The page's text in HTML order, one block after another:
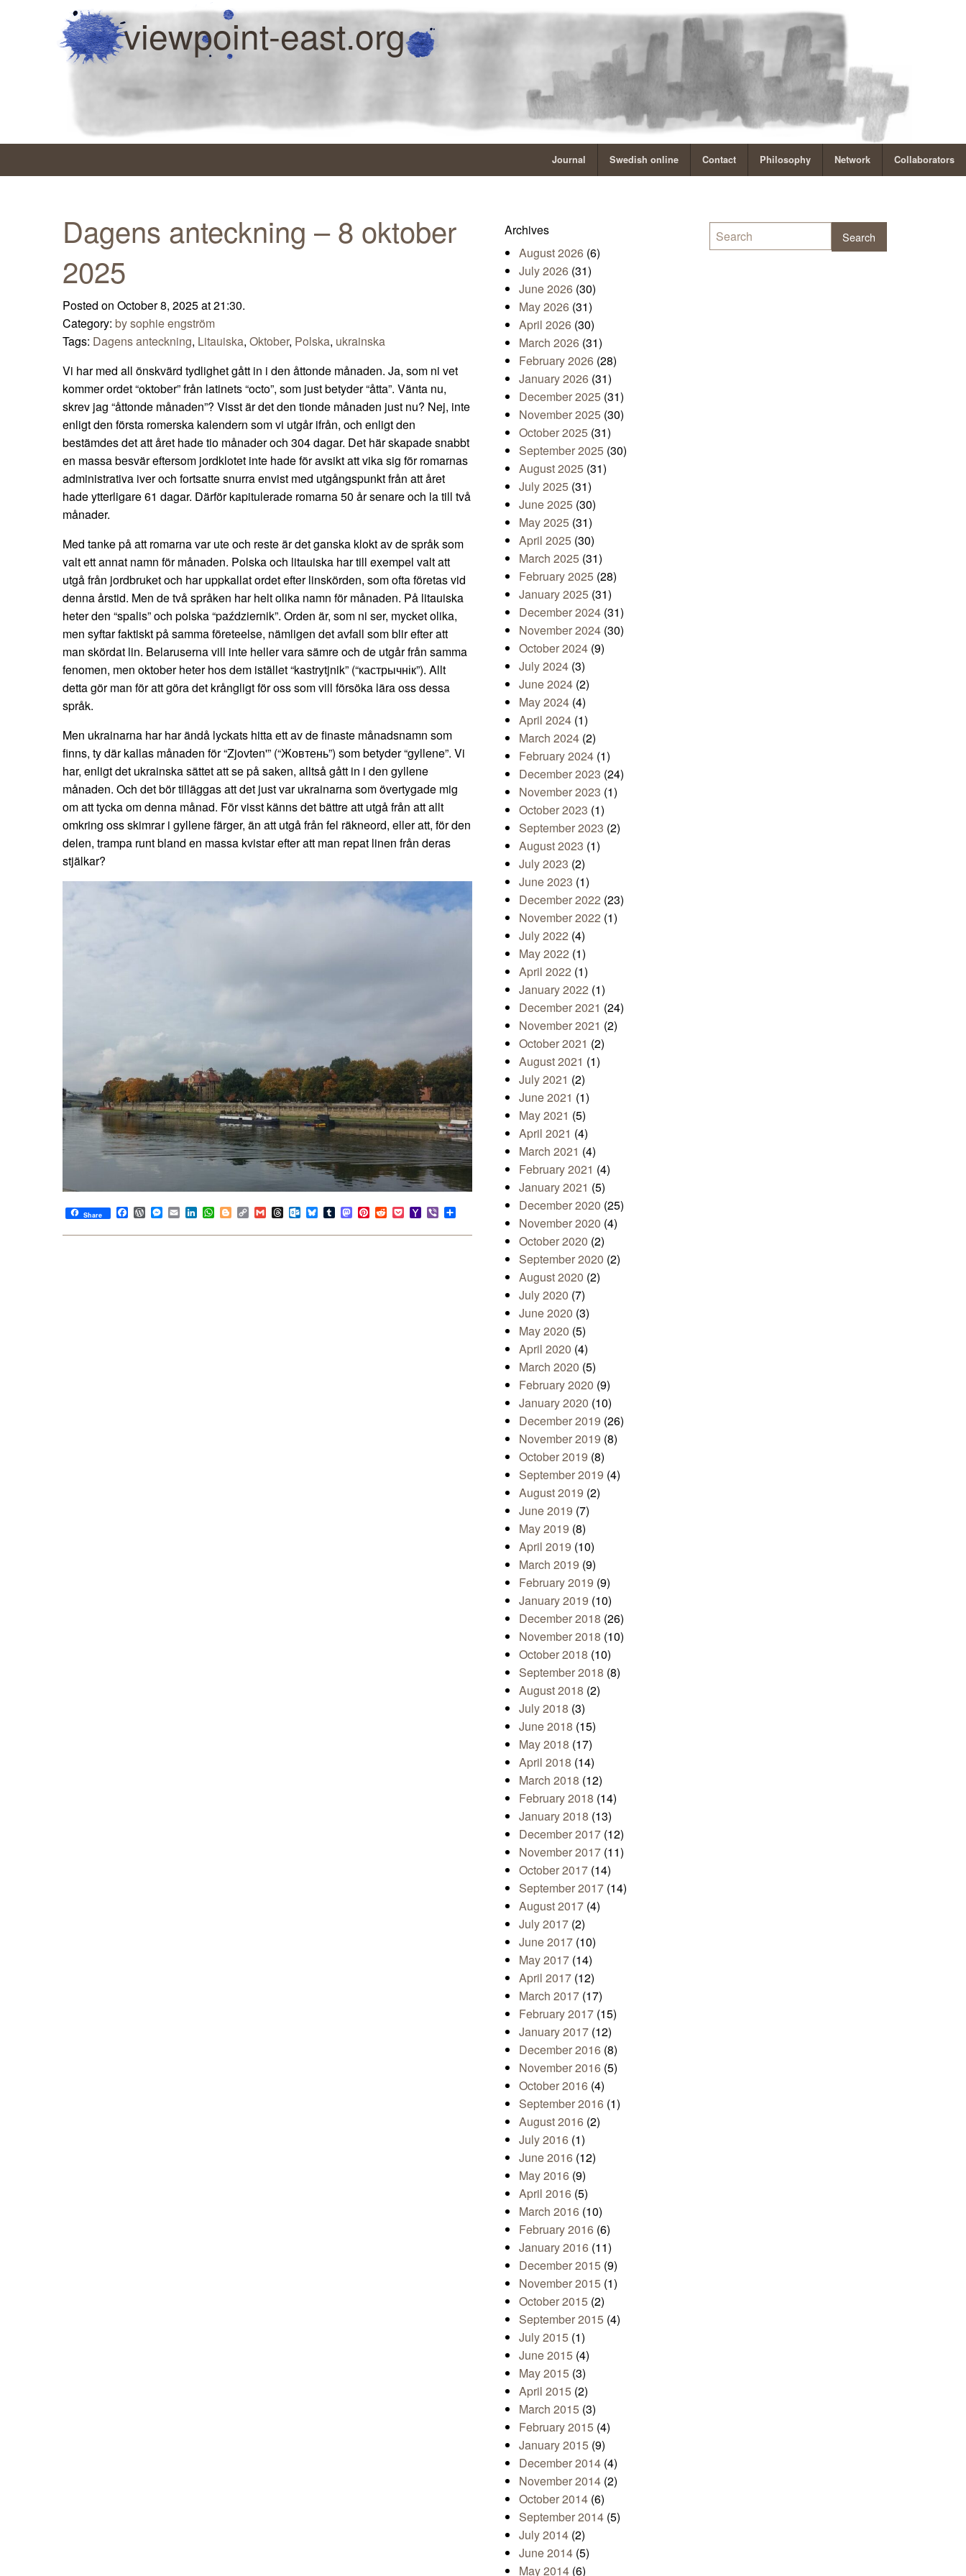
viewpoint-east.org
Journal Swedish online Contact Philosophy Network Collaborators
Dagens anteckning – 8 oktober
2025
Posted on October 8, 2025 at 21:30.
Category: by sophie engström
Tags: Dagens anteckning, Litauiska, Oktober, Polska, ukrainska
Vi har med all önskvärd tydlighet gått in i den åttonde månaden. Ja, som ni vet
kommer ordet “oktober” från latinets “octo”, som just betyder “åtta”. Vänta nu,
skrev jag “åttonde månaden”? Visst är det den tionde månaden just nu? Nej, inte
enligt den första romerska kalendern som vi utgår ifrån, och enligt den
bestämdes det att året hade tio månader och 304 dagar. Det här skapade snabbt
en massa besvär eftersom jordklotet inte hade för avsikt att vika sig för romarnas
administrativa iver och fortsatte snurra envist med utgångspunkt från att året
hade ytterligare 61 dagar. Därför kapitulerade romarna 50 år senare och la till två
månader.
Med tanke på att romarna var ute och reste är det ganska klokt av de språk som
valt ett annat namn för månaden. Polska och litauiska har till exempel valt att
utgå från jordbruket och har uppkallat ordet efter linskörden, som ofta företas vid
denna årstid. Men de två språken har helt olika namn för månaden. På litauiska
heter den “spalis” och polska “październik”. Orden är, som ni ser, mycket olika,
men syftar faktiskt på samma företeelse, nämligen det avfall som blir efter att
man skördat lin. Belaruserna vill inte heller vara sämre och de utgår från samma
fenomen, men oktober heter hos dem istället “kastrytjnik” (“кастрычнік”). Allt
detta gör man för att göra det krångligt för oss som vill försöka lära oss dessa
språk.
Men ukrainarna har har ändå lyckats hitta ett av de finaste månadsnamn som
finns, ty där kallas månaden för “Zjovten'” (“Жовтень”) som betyder “gyllene”. Vi
har, enligt det ukrainska sättet att se på saken, alltså gått in i den gyllene
månaden. Och det bör tilläggas att det just var ukrainarna som övertygade mig
om att tycka om denna månad. För visst känns det bättre att utgå från att allt
omkring oss skimrar i gyllene färger, än att utgå från fel räkneord, eller att, för den
delen, trampa runt bland en massa kvistar efter att man repat linen från deras
stjälkar?
Share Facebook
WordPress
Messenger
EmailLinkedIn
WhatsApp
BloggerCopy
Link
GmailThreadsOutlook.com
Bluesky
TumblrMastodon
Pinterest
RedditPocketYahoo
Mail
Viber
Archives
August 2026 (6)
July 2026 (31)
June 2026 (30)
May 2026 (31)
April 2026 (30)
March 2026 (31)
February 2026 (28)
January 2026 (31)
December 2025 (31)
November 2025 (30)
October 2025 (31)
September 2025 (30)
August 2025 (31)
July 2025 (31)
June 2025 (30)
May 2025 (31)
April 2025 (30)
March 2025 (31)
February 2025 (28)
January 2025 (31)
December 2024 (31)
November 2024 (30)
October 2024 (9)
July 2024 (3)
June 2024 (2)
May 2024 (4)
April 2024 (1)
March 2024 (2)
February 2024 (1)
December 2023 (24)
November 2023 (1)
October 2023 (1)
September 2023 (2)
August 2023 (1)
July 2023 (2)
June 2023 (1)
December 2022 (23)
November 2022 (1)
July 2022 (4)
May 2022 (1)
April 2022 (1)
January 2022 (1)
December 2021 (24)
November 2021 (2)
October 2021 (2)
August 2021 (1)
July 2021 (2)
June 2021 (1)
May 2021 (5)
April 2021 (4)
March 2021 (4)
February 2021 (4)
January 2021 (5)
December 2020 (25)
November 2020 (4)
October 2020 (2)
September 2020 (2)
August 2020 (2)
July 2020 (7)
June 2020 (3)
May 2020 (5)
April 2020 (4)
March 2020 (5)
February 2020 (9)
January 2020 (10)
December 2019 (26)
November 2019 (8)
October 2019 (8)
September 2019 (4)
August 2019 (2)
June 2019 (7)
May 2019 (8)
April 2019 (10)
March 2019 (9)
February 2019 (9)
January 2019 (10)
December 2018 (26)
November 2018 (10)
October 2018 (10)
September 2018 (8)
August 2018 (2)
July 2018 (3)
June 2018 (15)
May 2018 (17)
April 2018 (14)
March 2018 (12)
February 2018 (14)
January 2018 (13)
December 2017 (12)
November 2017 (11)
October 2017 (14)
September 2017 (14)
August 2017 (4)
July 2017 (2)
June 2017 (10)
May 2017 (14)
April 2017 (12)
March 2017 (17)
February 2017 (15)
January 2017 (12)
December 2016 (8)
November 2016 (5)
October 2016 (4)
September 2016 (1)
August 2016 (2)
July 2016 (1)
June 2016 (12)
May 2016 (9)
April 2016 (5)
March 2016 (10)
February 2016 (6)
January 2016 (11)
December 2015 (9)
November 2015 (1)
October 2015 (2)
September 2015 (4)
July 2015 (1)
June 2015 (4)
May 2015 (3)
April 2015 (2)
March 2015 (3)
February 2015 (4)
January 2015 (9)
December 2014 (4)
November 2014 (2)
October 2014 (6)
September 2014 (5)
July 2014 (2)
June 2014 (5)
May 2014 (6)